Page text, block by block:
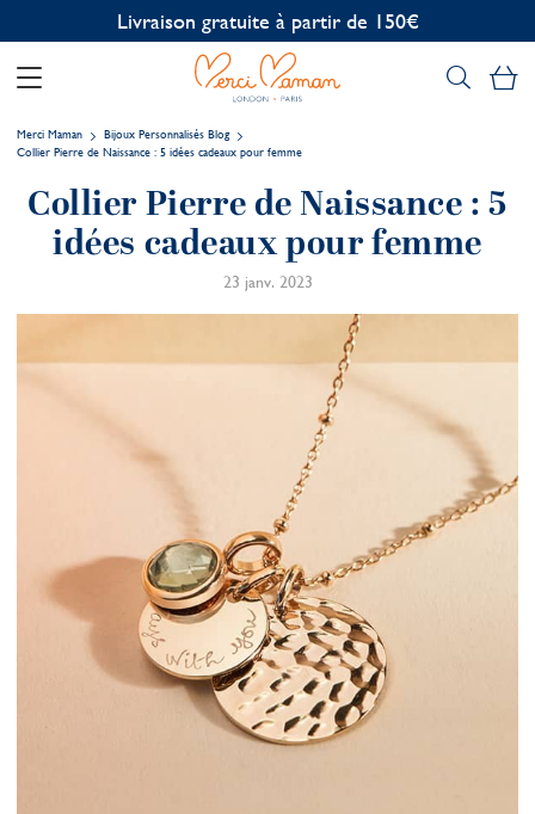
Personnalisation offerte
Merci Maman
Bijoux Personnalisés Blog
Collier Pierre de Naissance : 5 idées cadeaux pour femme
Collier Pierre de Naissance : 5
idées cadeaux pour femme
23 janv. 2023